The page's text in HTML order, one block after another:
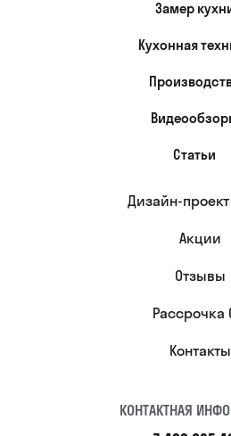
Замер
Кухонная
Статьи
Дизайн-
Акции
Отзывы
Рассрочка
Контакты
КОНТАКТНАЯ